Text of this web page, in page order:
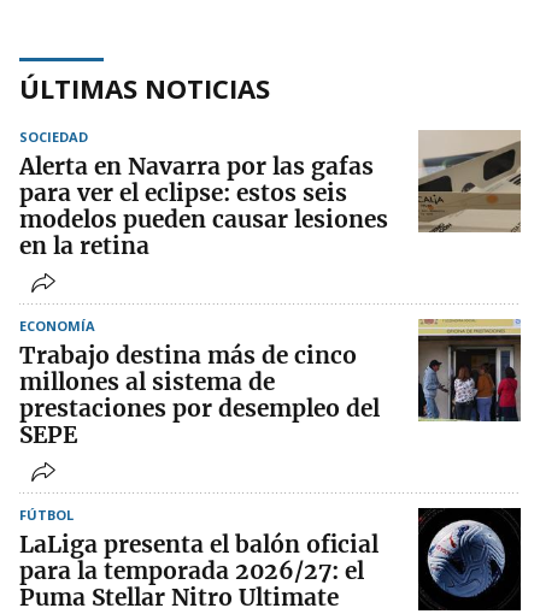
ÚLTIMAS NOTICIAS
SOCIEDAD
Alerta en Navarra por las gafas
para ver el eclipse: estos seis
modelos pueden causar lesiones
en la retina
ECONOMÍA
Trabajo destina más de cinco
millones al sistema de
prestaciones por desempleo del
SEPE
FÚTBOL
LaLiga presenta el balón oficial
para la temporada 2026/27: el
Puma Stellar Nitro Ultimate